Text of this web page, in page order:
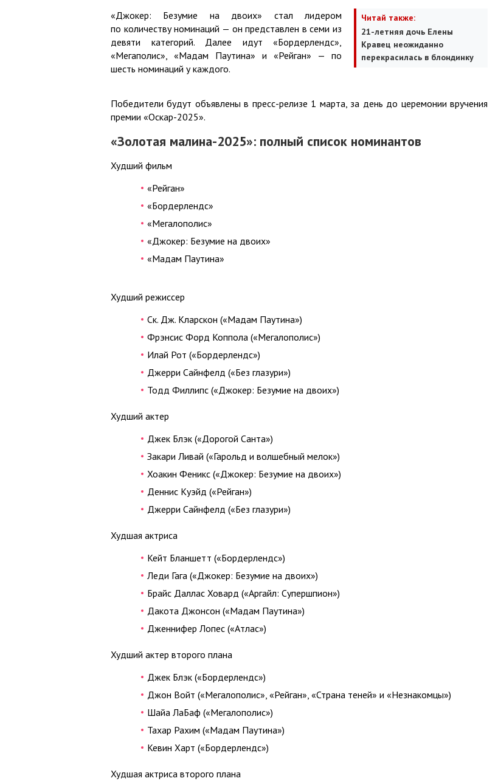
Читай также:
21-летняя дочь Елены
Кравец неожиданно
перекрасилась в блондинку
«Джокер: Безумие на двоих» стал лидером
по количеству номинаций — он представлен в семи из
девяти категорий. Далее идут «Бордерлендс»,
«Мегаполис», «Мадам Паутина» и «Рейган» — по
шесть номинаций у каждого.
Победители будут объявлены в пресс-релизе 1 марта, за день до церемонии вручения
премии «Оскар-2025».
«Золотая малина-2025»: полный список номинантов
Худший фильм
«Рейган»
«Бордерлендс»
«Мегалополис»
«Джокер: Безумие на двоих»
«Мадам Паутина»
Худший режиссер
Ск. Дж. Кларскон («Мадам Паутина»)
Фрэнсис Форд Коппола («Мегалополис»)
Илай Рот («Бордерлендс»)
Джерри Сайнфелд («Без глазури»)
Тодд Филлипс («Джокер: Безумие на двоих»)
Худший актер
Джек Блэк («Дорогой Санта»)
Закари Ливай («Гарольд и волшебный мелок»)
Хоакин Феникс («Джокер: Безумие на двоих»)
Деннис Куэйд («Рейган»)
Джерри Сайнфелд («Без глазури»)
Худшая актриса
Кейт Бланшетт («Бордерлендс»)
Леди Гага («Джокер: Безумие на двоих»)
Брайс Даллас Ховард («Аргайл: Супершпион»)
Дакота Джонсон («Мадам Паутина»)
Дженнифер Лопес («Атлас»)
Худший актер второго плана
Джек Блэк («Бордерлендс»)
Джон Войт («Мегалополис», «Рейган», «Страна теней» и «Незнакомцы»)
Шайа ЛаБаф («Мегалополис»)
Тахар Рахим («Мадам Паутина»)
Кевин Харт («Бордерлендс»)
Худшая актриса второго плана